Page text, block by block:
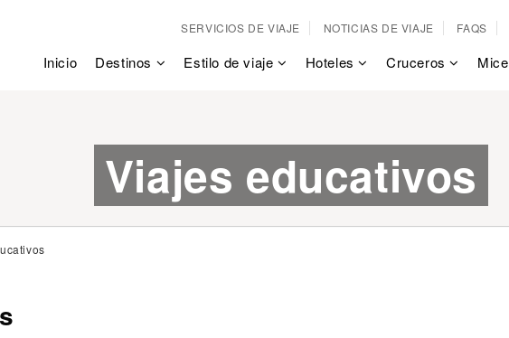
SERVICIOS DE VIAJE NOTICIAS DE VIAJE FAQS
Inicio Destinos Estilo de viaje Hoteles Cruceros Mice
Viajes educativos